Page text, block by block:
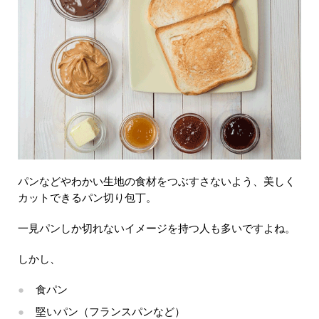
パンなどやわかい生地の食材をつぶすさないよう、美しく
カットできるパン切り包丁。
一見パンしか切れないイメージを持つ人も多いですよね。
しかし、
食パン
堅いパン（フランスパンなど）